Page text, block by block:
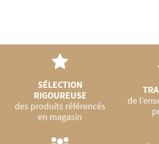
SÉLECTION
RIGOUREUSE
des produits référencés
en magasin
de